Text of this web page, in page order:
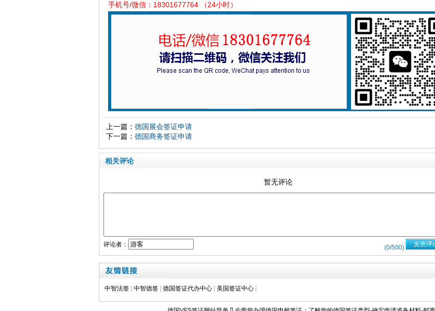
手机号/微信：18301677764 （24小时）
上一篇： 德国展会签证申请
下一篇： 德国商务签证申请
相关评论
暂无评论
(0/500)
评论者：
中智法签 中智德签 德国签证代办中心 美国签证中心